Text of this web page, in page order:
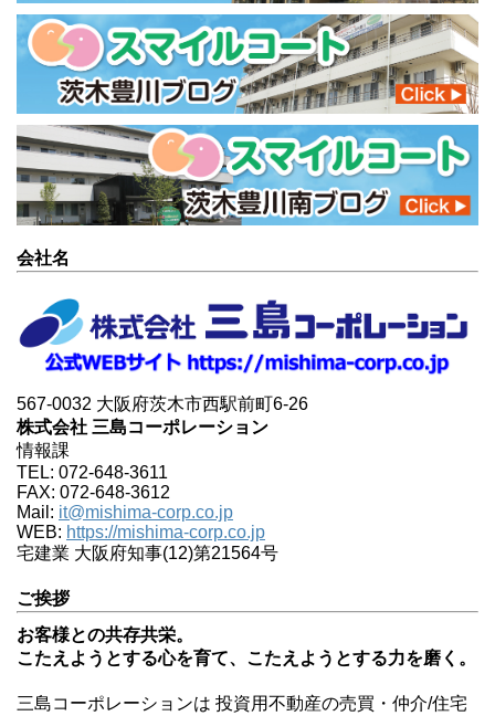
会社名
567-0032 大阪府茨木市西駅前町6-26
株式会社 三島コーポレーション
情報課
TEL: 072-648-3611
FAX: 072-648-3612
Mail: it@mishima-corp.co.jp
WEB: https://mishima-corp.co.jp
宅建業 大阪府知事(12)第21564号
ご挨拶
お客様との共存共栄。
こたえようとする心を育て、こたえようとする力を磨く。
三島コーポレーションは 投資用不動産の売買・仲介/住宅